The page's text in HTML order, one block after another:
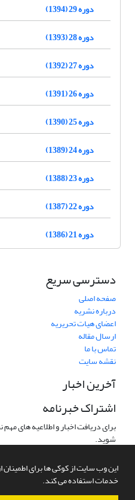
این وب سایت از کوکی ها برای اطمینان
خدمات استفاده می کند.
دوره 29 (1394)
دوره 28 (1393)
دوره 27 (1392)
دوره 26 (1391)
دوره 25 (1390)
دوره 24 (1389)
دوره 23 (1388)
دوره 22 (1387)
دوره 21 (1386)
دسترسی سریع
صفحه اصلی
درباره نشریه
اعضای هیات تحریریه
ارسال مقاله
تماس با ما
نقشه سایت
آخرین اخبار
اشتراک خبرنامه
برای دریافت اخبار و اطلاعیه های
شوید.